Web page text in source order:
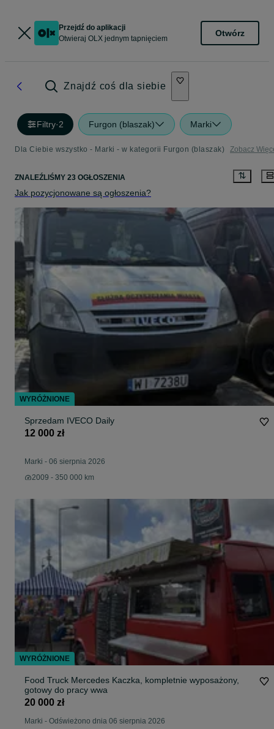
Przejdź do aplikacji
Otwieraj OLX jednym tapnięciem
Otwórz
Znajdź coś dla siebie
Filtry·2 Furgon (blaszak) Marki
Dla Ciebie wszystko - Marki - w kategorii Furgon (blaszak) Zobacz
ZNALEŹLIŚMY 23 OGŁOSZENIA
Jak pozycjonowane są ogłoszenia?
Sprzedam IVECO Daily
12 000 zł
Marki - 06 sierpnia 2026
2009 - 350 000 km
Food Truck Mercedes Kaczka, kompletnie wyposażony,
gotowy do pracy wwa
20 000 zł
Marki - Odświeżono dnia 06 sierpnia 2026
WYRÓŻNIONE
WYRÓŻNIONE